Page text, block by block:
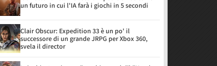
un futuro in cui l'IA farà i giochi in 5 secondi
Clair Obscur: Expedition 33 è un po' il
successore di un grande JRPG per Xbox 360,
svela il director